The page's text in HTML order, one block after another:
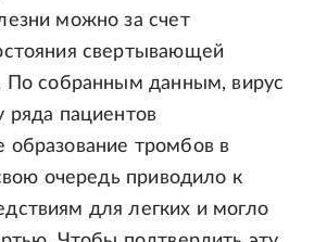
можно за счет
свертывающей
По собранным данным, вирус
ряда пациентов
образование тромбов в
очередь приводило к
для легких и могло